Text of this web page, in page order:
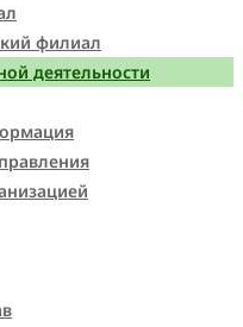
филиал
деятельности